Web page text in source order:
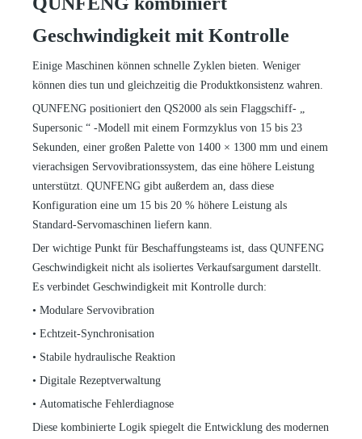
Geschwindigkeit mit Kontrolle
Einige Maschinen können schnelle Zyklen bieten. Weniger
können dies tun und gleichzeitig die Produktkonsistenz wahren.
QUNFENG positioniert den QS2000 als sein Flaggschiff-
Supersonic “ -Modell mit einem Formzyklus von 15 bis 23
Sekunden, einer großen Palette von 1400 × 1300 mm und einem
vierachsigen Servovibrationssystem, das eine höhere Leistung
unterstützt. QUNFENG gibt außerdem an, dass diese
Konfiguration eine um 15 bis 20 % höhere Leistung als
Standard-Servomaschinen liefern kann.
Der wichtige Punkt für Beschaffungsteams ist, dass QUNFENG
Geschwindigkeit nicht als isoliertes Verkaufsargument darstellt.
Es verbindet Geschwindigkeit mit Kontrolle durch:
• Modulare Servovibration
• Echtzeit-Synchronisation
• Stabile hydraulische Reaktion
• Digitale Rezeptverwaltung
• Automatische Fehlerdiagnose
Diese kombinierte Logik spiegelt die Entwicklung des modernen